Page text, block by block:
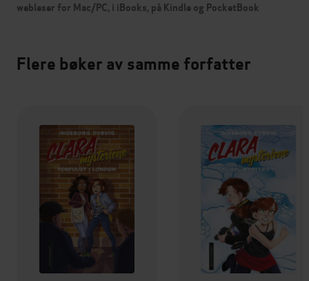
webleser for Mac/PC, i iBooks, på Kindle og PocketBook
Flere bøker av samme forfatter